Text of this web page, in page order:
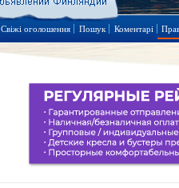
Свіжі оголошення Пошук Коментарі